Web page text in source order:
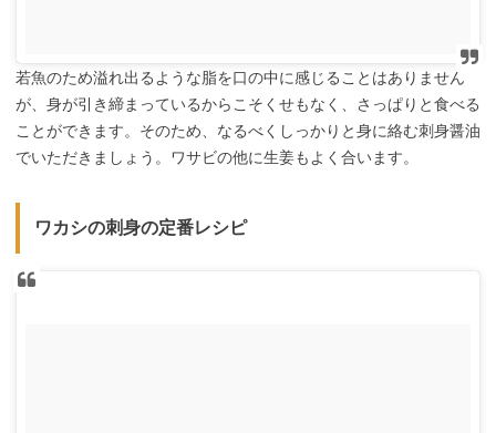
若魚のため溢れ出るような脂を口の中に感じることはありません
が、身が引き締まっているからこそくせもなく、さっぱりと食べる
ことができます。そのため、なるべくしっかりと身に絡む刺身醤油
でいただきましょう。ワサビの他に生姜もよく合います。
ワカシの刺身の定番レシピ